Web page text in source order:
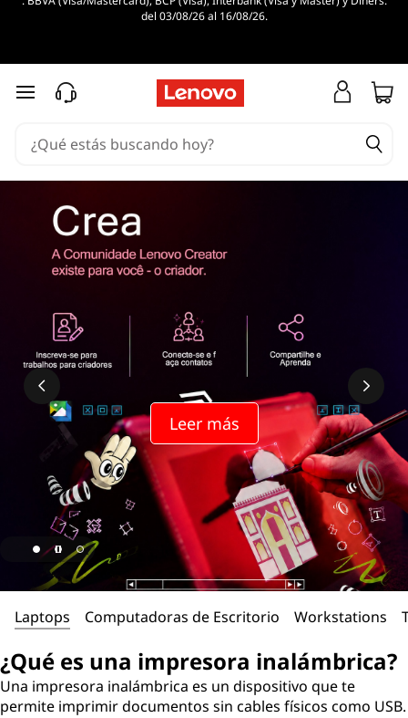
del 03/08/26 al 16/08/26.
Ir al contenido principal
Leer más
Laptops Computadoras de Escritorio Workstations
¿Qué es una impresora inalámbrica?
Una impresora inalámbrica es un dispositivo que te
permite imprimir documentos sin cables físicos como USB.